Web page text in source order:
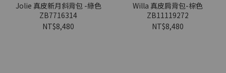
Jolie 真皮新月斜背包 -綠色
ZB7716314
NT$8,480
Willa 真皮肩背包-棕色
ZB11119272
NT$8,480